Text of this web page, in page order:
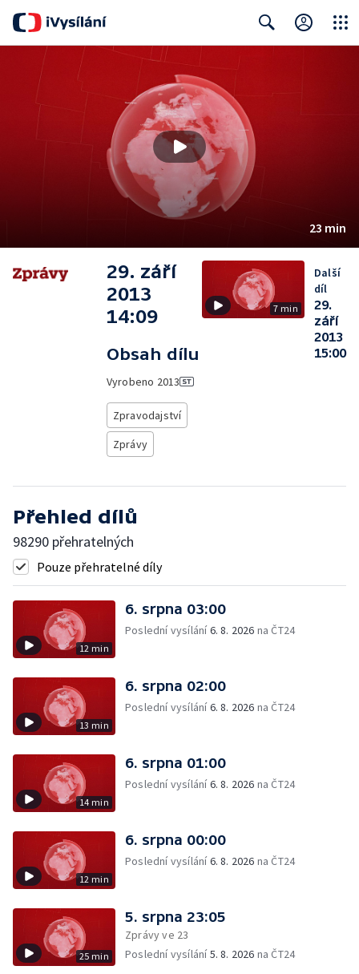
23 min
29. září
2013
14:09
Obsah dílu
Vyrobeno 2013
Zpravodajství
Zprávy
7 min
Další
díl
29.
září
2013
15:00
Přehled dílů
98290 přehratelných
Pouze přehratelné díly
12 min
6. srpna 03:00
Poslední vysílání6. 8. 2026 na ČT24
13 min
6. srpna 02:00
Poslední vysílání6. 8. 2026 na ČT24
14 min
6. srpna 01:00
Poslední vysílání6. 8. 2026 na ČT24
12 min
6. srpna 00:00
Poslední vysílání6. 8. 2026 na ČT24
25 min
5. srpna 23:05
Zprávy ve 23
Poslední vysílání5. 8. 2026 na ČT24